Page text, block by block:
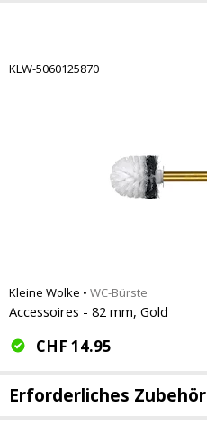
KLW-5060125870
Kleine Wolke • WC-Bürste
Accessoires - 82 mm, Gold
CHF 14.95
Erforderliches Zubehör